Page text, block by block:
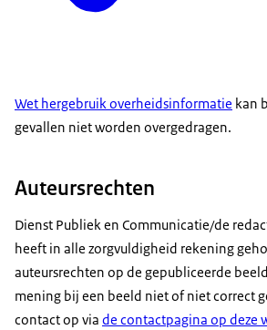
Wet hergebruik overheidsinformatie kan
gevallen niet worden overgedragen.
Auteursrechten
Dienst Publiek en Communicatie/de
heeft in alle zorgvuldigheid rekening
auteursrechten op de gepubliceerde
mening bij een beeld niet of niet correct
contact op via de contactpagina op deze